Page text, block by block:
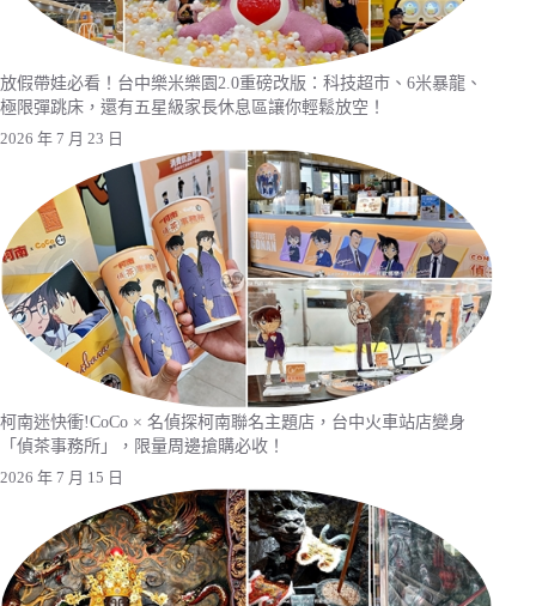
放假帶娃必看！台中樂米樂園2.0重磅改版：科技超市、6米暴龍、
極限彈跳床，還有五星級家長休息區讓你輕鬆放空！
2026 年 7 月 23 日
柯南迷快衝!CoCo × 名偵探柯南聯名主題店，台中火車站店變身
「偵茶事務所」，限量周邊搶購必收！
2026 年 7 月 15 日